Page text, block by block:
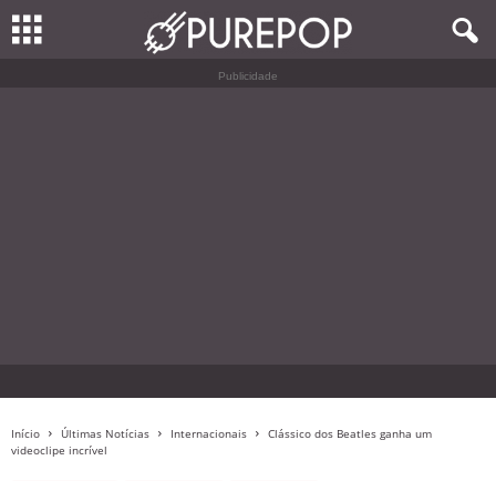
Publicidade
Início Últimas Notícias Internacionais
Clássico dos Beatles ganha um
videoclipe incrível